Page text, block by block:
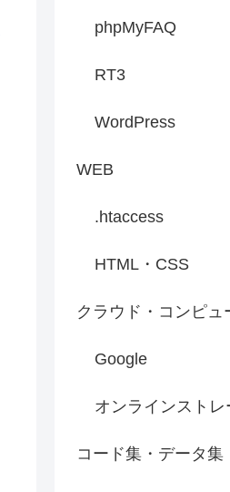
phpMyFAQ
RT3
WordPress
WEB
.htaccess
HTML・CSS
クラウド・コンピュ
Google
オンラインストレ
コード集・データ集